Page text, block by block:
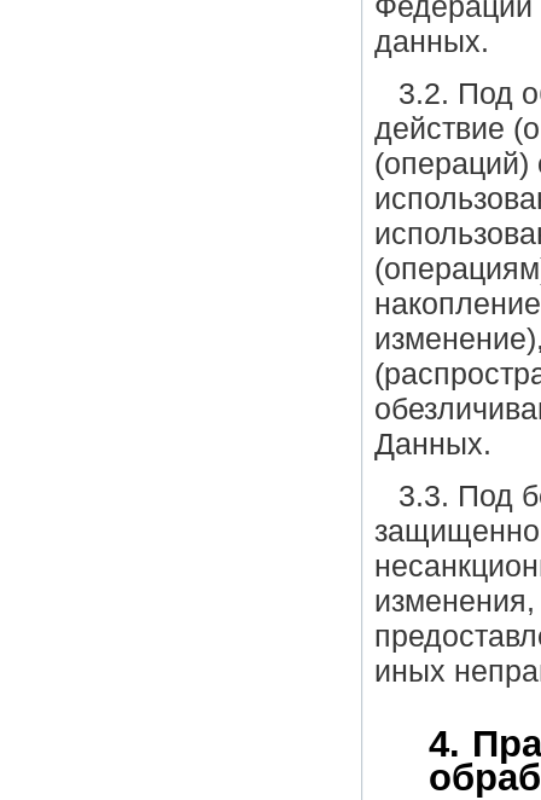
Федерации
данных.
3.2. Под
действие
Данных.
3.3. Под
иных
4.